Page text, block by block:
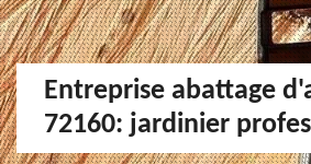
Entreprise abattage
72160: jardinier